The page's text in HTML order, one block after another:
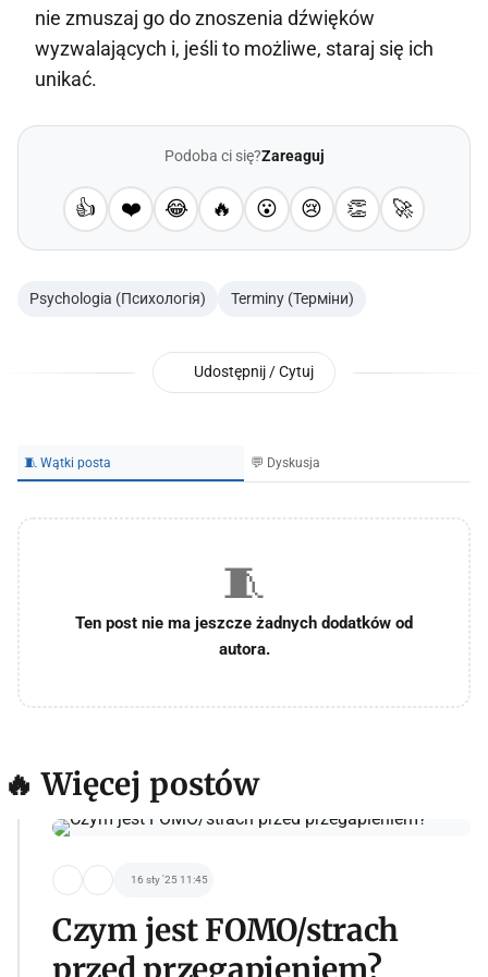
nie zmuszaj go do znoszenia dźwięków
wyzwalających i, jeśli to możliwe, staraj się ich
unikać.
Podoba ci się?Zareaguj
👍 ❤️ 😂 🔥 😮 😢 👏 🚀
Psychologia (Психологія) Terminy (Терміни)
Udostępnij / Cytuj
🧵 Wątki posta 💬 Dyskusja
🧵
Ten post nie ma jeszcze żadnych dodatków od
autora.
🔥 Więcej postów
16 sty '25 11:45
Czym jest FOMO/strach